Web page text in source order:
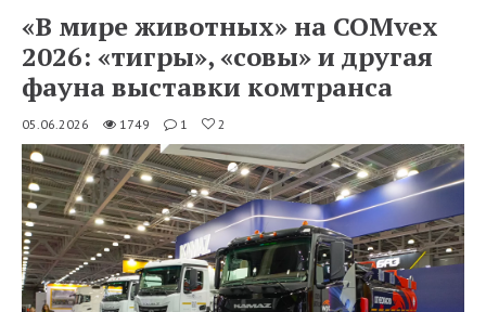
«В мире животных» на COMvex
2026: «тигры», «совы» и другая
фауна выставки комтранса
05.06.2026 1749 1 2